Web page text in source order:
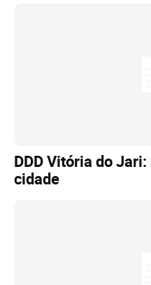
DDD Vitória do
cidade